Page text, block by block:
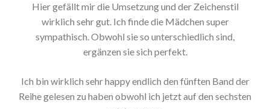
Hier gefällt mir die Umsetzung und der Zeichenstil
wirklich sehr gut. Ich finde die Mädchen super
sympathisch. Obwohl sie so unterschiedlich sind,
ergänzen sie sich perfekt.
Ich bin wirklich sehr happy endlich den fünften Band der
Reihe gelesen zu haben obwohl ich jetzt auf den sechsten